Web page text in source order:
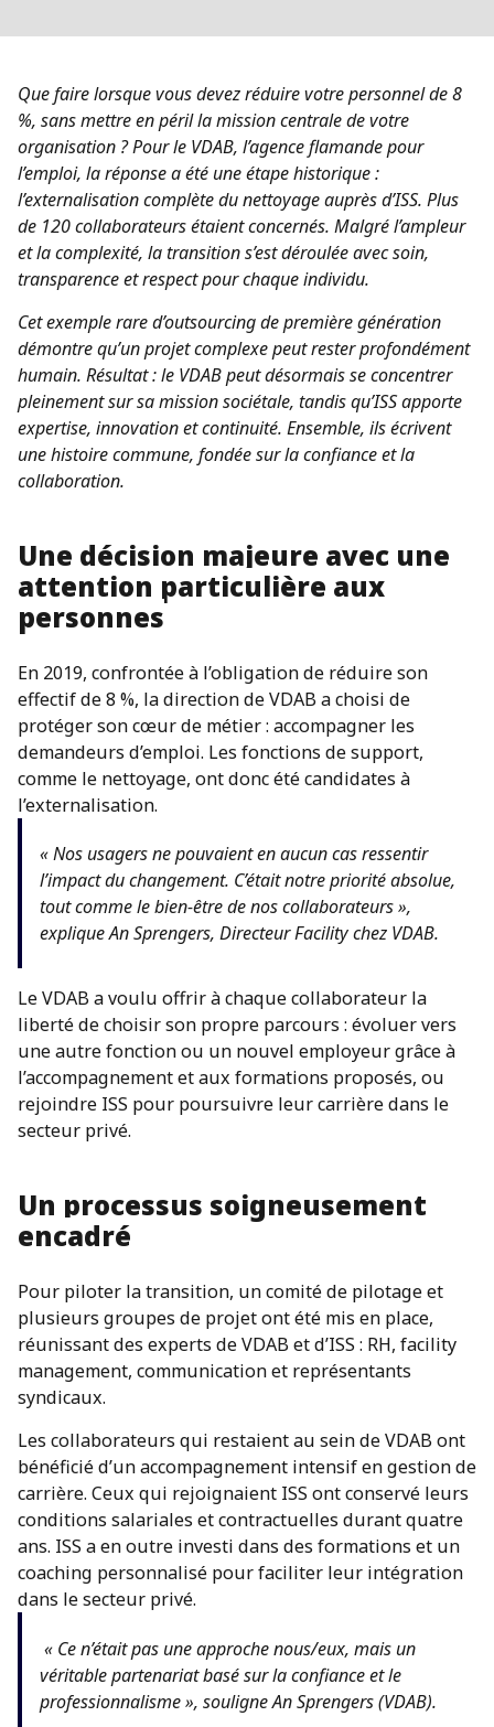
Que faire lorsque vous devez réduire votre personnel de 8
%, sans mettre en péril la mission centrale de votre
organisation ? Pour le VDAB, l’agence flamande pour
l’emploi, la réponse a été une étape historique :
l’externalisation complète du nettoyage auprès d’ISS. Plus
de 120 collaborateurs étaient concernés. Malgré l’ampleur
et la complexité, la transition s’est déroulée avec soin,
transparence et respect pour chaque individu.
Cet exemple rare d’outsourcing de première génération
démontre qu’un projet complexe peut rester profondément
humain. Résultat : le VDAB peut désormais se concentrer
pleinement sur sa mission sociétale, tandis qu’ISS apporte
expertise, innovation et continuité. Ensemble, ils écrivent
une histoire commune, fondée sur la confiance et la
collaboration.
Une décision majeure avec une
attention particulière aux
personnes
En 2019, confrontée à l’obligation de réduire son
effectif de 8 %, la direction de VDAB a choisi de
protéger son cœur de métier : accompagner les
demandeurs d’emploi. Les fonctions de support,
comme le nettoyage, ont donc été candidates à
l’externalisation.
« Nos usagers ne pouvaient en aucun cas ressentir
l’impact du changement. C’était notre priorité absolue,
tout comme le bien-être de nos collaborateurs »,
explique An Sprengers, Directeur Facility chez VDAB.
Le VDAB a voulu offrir à chaque collaborateur la
liberté de choisir son propre parcours : évoluer vers
une autre fonction ou un nouvel employeur grâce à
l’accompagnement et aux formations proposés, ou
rejoindre ISS pour poursuivre leur carrière dans le
secteur privé.
Un processus soigneusement
encadré
Pour piloter la transition, un comité de pilotage et
plusieurs groupes de projet ont été mis en place,
réunissant des experts de VDAB et d’ISS : RH, facility
management, communication et représentants
syndicaux.
Les collaborateurs qui restaient au sein de VDAB ont
bénéficié d’un accompagnement intensif en gestion de
carrière. Ceux qui rejoignaient ISS ont conservé leurs
conditions salariales et contractuelles durant quatre
ans. ISS a en outre investi dans des formations et un
coaching personnalisé pour faciliter leur intégration
dans le secteur privé.
« Ce n’était pas une approche nous/eux, mais un
véritable partenariat basé sur la confiance et le
professionnalisme », souligne An Sprengers (VDAB).